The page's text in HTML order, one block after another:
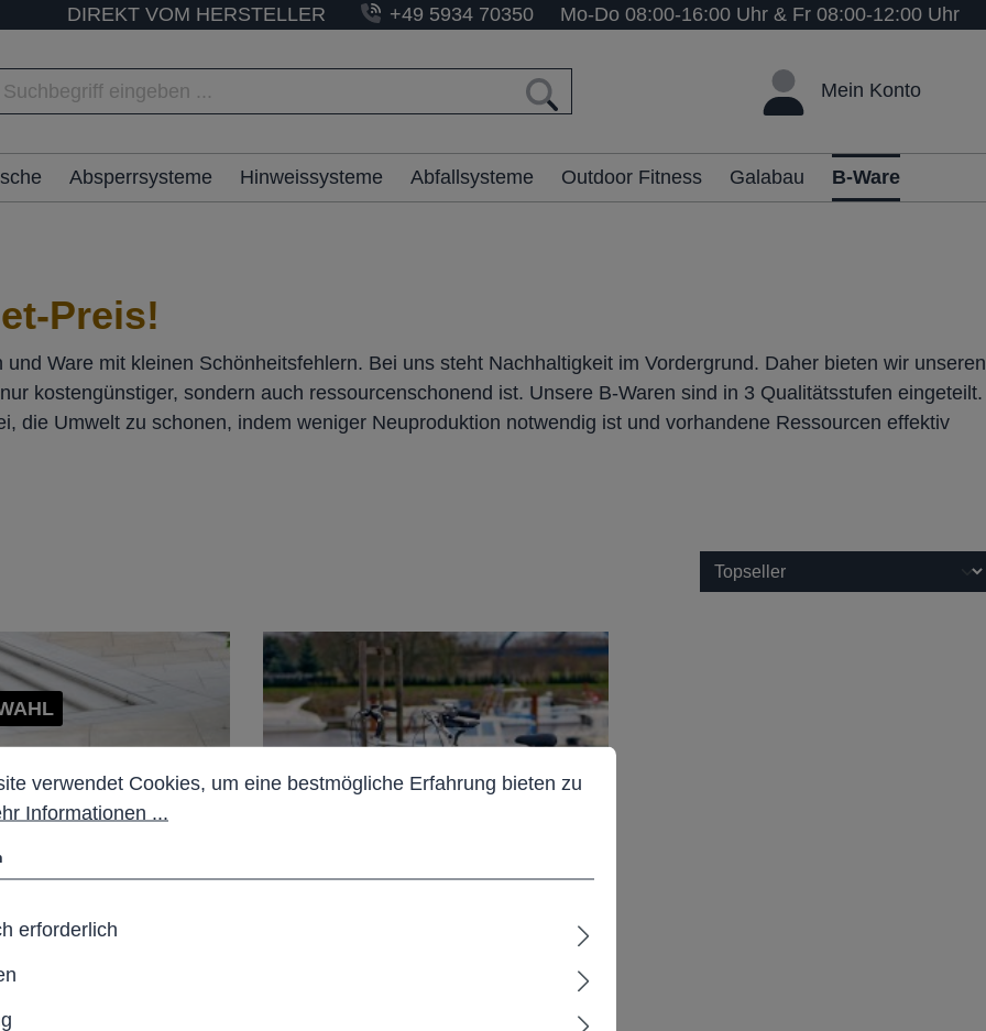
DIREKT VOM HERSTELLER +49 5934 70350 Mo-Do 08:00-16:00 Uhr & Fr 08:00-12:00 Uhr
Mein Konto
Absperrsysteme Hinweissysteme Abfallsysteme Outdoor Fitness Galabau B-Ware
Preis!
Ware mit kleinen Schönheitsfehlern. Bei uns steht Nachhaltigkeit im Vordergrund. Daher bieten wir unseren
kostengünstiger, sondern auch ressourcenschonend ist. Unsere B-Waren sind in 3 Qualitätsstufen eingeteilt.
die Umwelt zu schonen, indem weniger Neuproduktion notwendig ist und vorhandene Ressourcen effektiv
Fahrradparker ULINDI
verwendet Cookies, um eine bestmögliche Erfahrung bieten zu können.
verwendet Cookies, um eine bestmögliche Erfahrung bieten zu
Informationen ...
erforderlich